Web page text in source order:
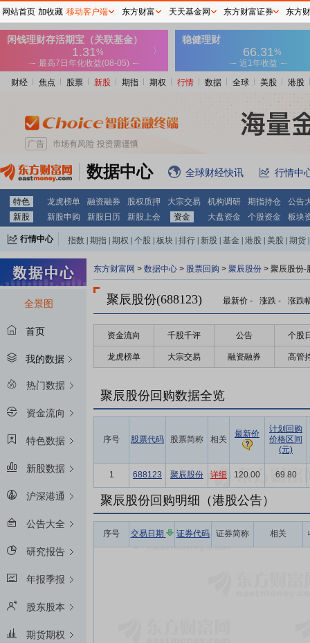
财经 焦点 股票 新股 期指 期权 行情 数据 全球 美股 港股
数据中心 全球财经快讯 行情中
特色 龙虎榜单 融资融券 股权质押 大宗交易 机构调研 期指持仓
公告
新股
新股申购 新股日历 新股上会 资金 大盘资金 个股资金 板块
行情中心 指数 期指 期权 个股 板块 排行 新股 基金 港股 美股 期货
全景图
首页
我的数据
热门数据
资金流向
特色数据
新股数据
沪深港通
公告大全
研究报告
年报季报
股东股本
期货期权
东方财富网 > 数据中心 > 股票回购 > 聚辰股份 > 聚辰股份-
聚辰股份(688123) 最新价 - 涨跌 - 涨跌
资金流向 千股千评 公告 个股
龙虎榜单 大宗交易 融资融券 高管
聚辰股份回购数据全览
序号 股票代码 股票简称 相关
最新价
计划回购
价格区间
(元)
1 688123 聚辰股份 详细 120.00 69.80
聚辰股份回购明细（港股公告）
序号 交易日期 证券代码 证券简称 相关
网站首页 加收藏 移动客户端 东方财富 天天基金网 东方财富证券 东方